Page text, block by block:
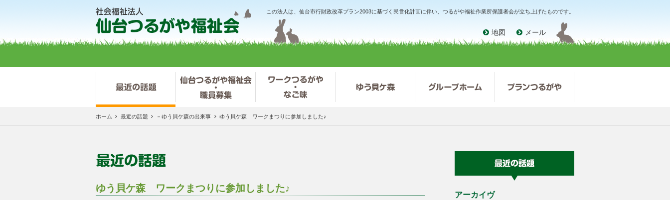
この法人は、仙台市行財政改革プラン2003に基づく民営化計画に伴い、つるがや福祉作業所保護者会が立ち上げたものです。
地図 メール
ホーム 最近の話題 －ゆう貝ケ森の出来事 ゆう貝ケ森 ワークまつりに参加しました♪
ゆう貝ケ森 ワークまつりに参加しました♪
アーカイヴ